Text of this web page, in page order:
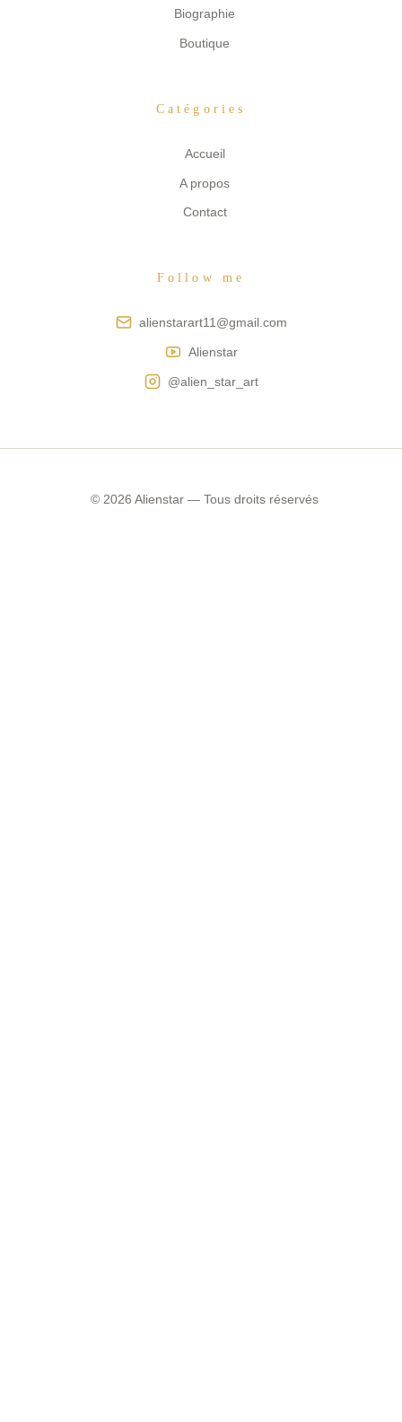
Biographie
Boutique
Catégories
Accueil
A propos
Contact
Follow me
alienstarart11@gmail.com
Alienstar
@alien_star_art
© 2026 Alienstar — Tous droits réservés